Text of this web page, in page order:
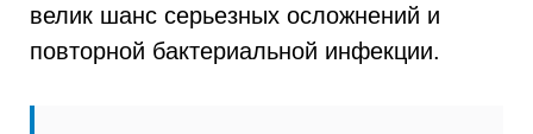
велик шанс серьезных осложнений и
повторной бактериальной инфекции.